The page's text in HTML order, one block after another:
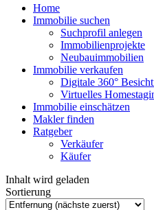
Home
Immobilie suchen
Suchprofil anlegen
Immobilienprojekte
Neubauimmobilien
Immobilie verkaufen
Digitale 360°
Virtuelles
Immobilie einschätzen
Makler finden
Ratgeber
Verkäufer
Käufer
Inhalt wird geladen
Sortierung